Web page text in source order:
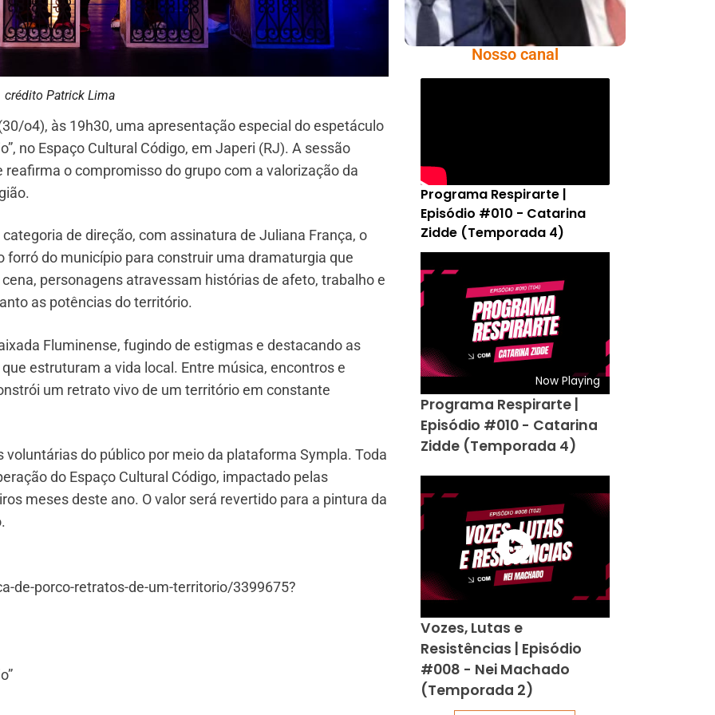
crédito Patrick Lima
o4), às 19h30, uma apresentação especial do espetáculo
no Espaço Cultural Código, em Japeri (RJ). A sessão
o compromisso do grupo com a valorização da
de direção, com assinatura de Juliana França, o
do município para construir uma dramaturgia que
personagens atravessam histórias de afeto, trabalho e
as potências do território.
Fluminense, fugindo de estigmas e destacando as
estruturam a vida local. Entre música, encontros e
um retrato vivo de um território em constante
do público por meio da plataforma Sympla. Toda
do Espaço Cultural Código, impactado pelas
meses deste ano. O valor será revertido para a pintura da
de-porco-retratos-de-um-territorio/3399675?
Nosso canal
Programa Respirarte |
Episódio #010 - Catarina
Zidde (Temporada 4)
Now Playing
Programa Respirarte |
Episódio #010 - Catarina
Zidde (Temporada 4)
Vozes, Lutas e
Resistências | Episódio
#008 - Nei Machado
(Temporada 2)